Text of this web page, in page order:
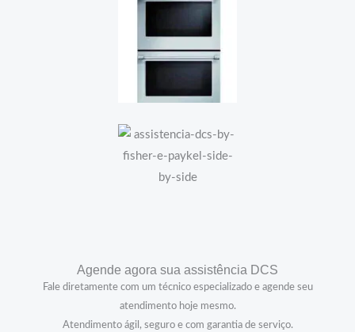
Agende agora sua assistência DCS
Fale diretamente com um técnico especializado e agende seu
atendimento hoje mesmo.
Atendimento ágil, seguro e com garantia de serviço.